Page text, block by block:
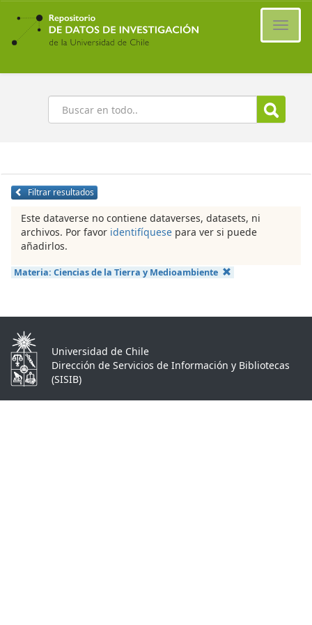
Ir
contenido
principal
Buscar
Filtrar resultados
Este dataverse no contiene dataverses, datasets, ni
archivos. Por favor identifíquese para ver si puede
añadirlos.
Materia: Ciencias de la Tierra y Medioambiente
Universidad de Chile
Dirección de Servicios de Información y Bibliotecas
(SISIB)